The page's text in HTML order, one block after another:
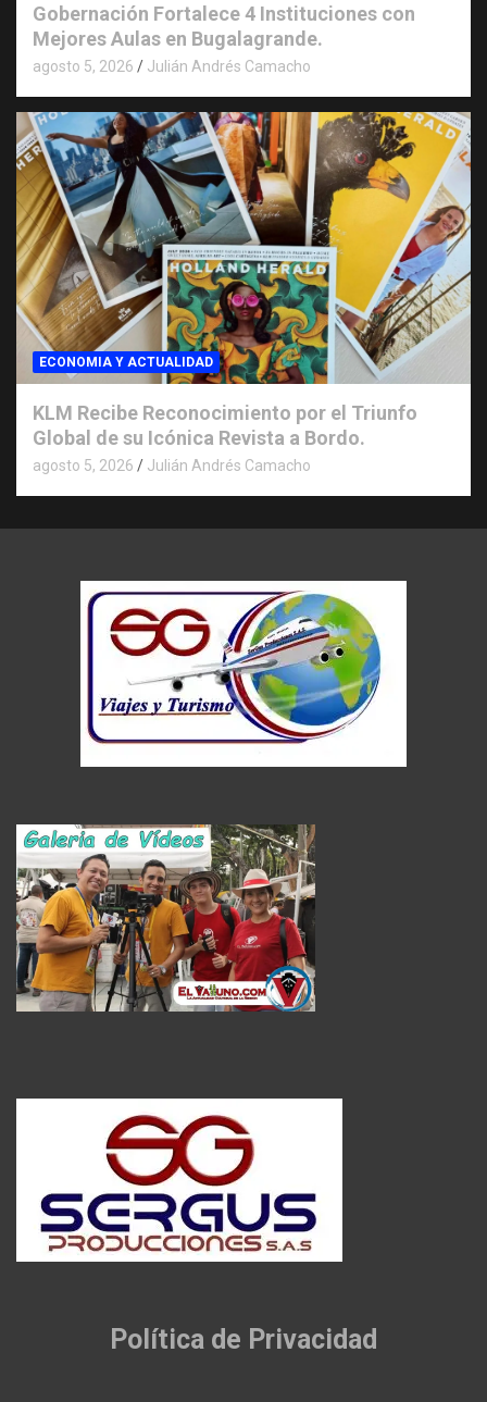
Gobernación Fortalece 4 Instituciones con
Mejores Aulas en Bugalagrande.
agosto 5, 2026 Julián Andrés Camacho
ECONOMIA Y ACTUALIDAD
KLM Recibe Reconocimiento por el Triunfo
Global de su Icónica Revista a Bordo.
agosto 5, 2026 Julián Andrés Camacho
Política de Privacidad